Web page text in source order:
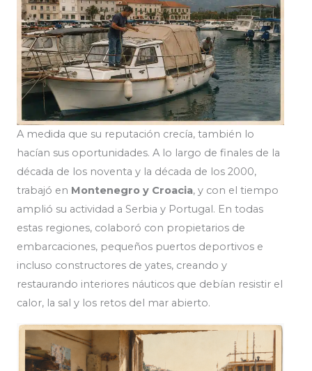
A medida que su reputación crecía, también lo
hacían sus oportunidades. A lo largo de finales de la
década de los noventa y la década de los 2000,
trabajó en Montenegro y Croacia, y con el tiempo
amplió su actividad a Serbia y Portugal. En todas
estas regiones, colaboró con propietarios de
embarcaciones, pequeños puertos deportivos e
incluso constructores de yates, creando y
restaurando interiores náuticos que debían resistir el
calor, la sal y los retos del mar abierto.